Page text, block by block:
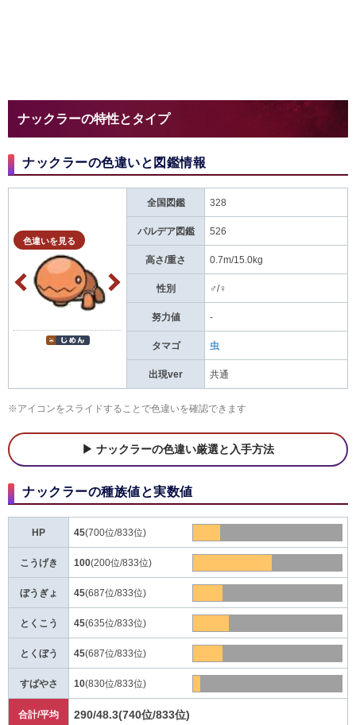
ナックラーの特性とタイプ
ナックラーの色違いと図鑑情報
色違いを見る
全国図鑑 328
パルデア図鑑 526
高さ/重さ 0.7m/15.0kg
性別 ♂/♀
努力値 -
タマゴ 虫
出現ver 共通
※アイコンをスライドすることで色違いを確認できます
ナックラーの色違い厳選と入手方法
ナックラーの種族値と実数値
HP 45(700位/833位)
こうげき 100(200位/833位)
ぼうぎょ 45(687位/833位)
とくこう 45(635位/833位)
とくぼう 45(687位/833位)
すばやさ 10(830位/833位)
合計/平均 290/48.3(740位/833位)